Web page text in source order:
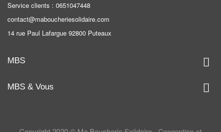
Service clients : 0651047448
contact@maboucheriesolidaire.com
14 rue Paul Lafargue 92800 Puteaux
MBS 
MBS & Vous 